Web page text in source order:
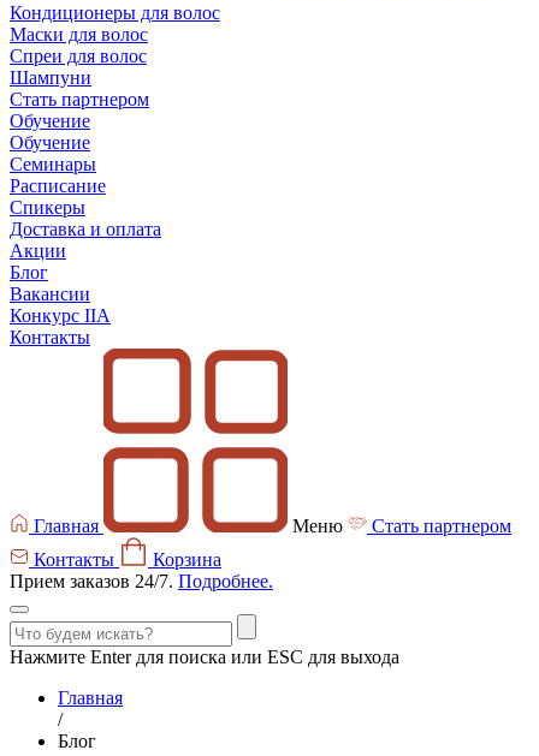
Кондиционеры для волос
Маски для волос
Спреи для волос
Шампуни
Стать партнером
Обучение
Обучение
Семинары
Расписание
Спикеры
Доставка и оплата
Акции
Блог
Вакансии
Конкурс IIA
Контакты
Главная Меню
Стать партнером
Контакты
Корзина
Прием заказов 24/7. Подробнее.
Нажмите Enter для поиска или ESC для выхода
Главная
/
Блог